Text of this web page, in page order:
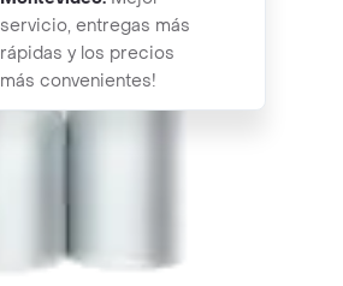
servicio, entregas más
rápidas y los precios
más convenientes!